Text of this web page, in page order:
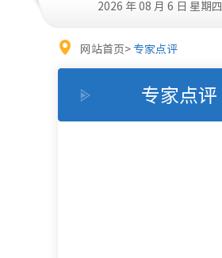
2026 年 08 月 6 日 星期四
网站首页>专家点评
专家点评